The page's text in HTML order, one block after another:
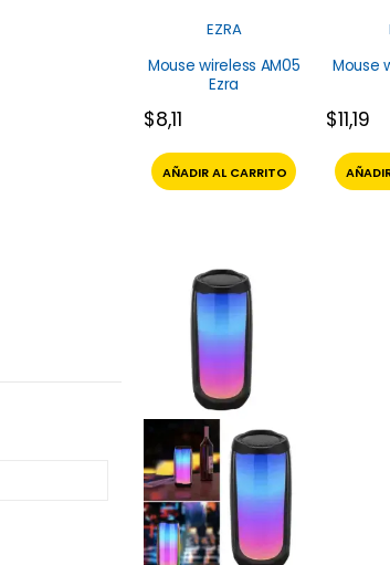
EZRA
Mouse wireless AM05
Ezra
$8,11
AÑADIR AL CARRITO
Mouse
$11,19